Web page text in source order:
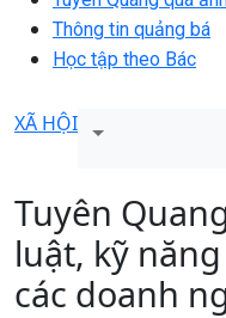
Thông tin quảng bá
Học tập theo Bác
XÃ HỘI
Tuyên
luật, kỹ
các doanh